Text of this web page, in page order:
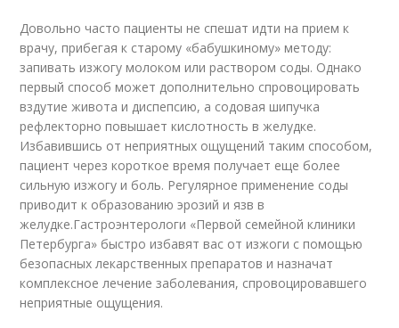
Довольно часто пациенты не спешат идти на прием к
врачу, прибегая к старому «бабушкиному» методу:
запивать изжогу молоком или раствором соды. Однако
первый способ может дополнительно спровоцировать
вздутие живота и диспепсию, а содовая шипучка
рефлекторно повышает кислотность в желудке.
Избавившись от неприятных ощущений таким способом,
пациент через короткое время получает еще более
сильную изжогу и боль. Регулярное применение соды
приводит к образованию эрозий и язв в
желудке.Гастроэнтерологи «Первой семейной клиники
Петербурга» быстро избавят вас от изжоги с помощью
безопасных лекарственных препаратов и назначат
комплексное лечение заболевания, спровоцировавшего
неприятные ощущения.